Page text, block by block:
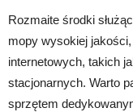
Rozmaite środki
mopy wysokiej
internetowych, takich
stacjonarnych. Warto
sprzętem